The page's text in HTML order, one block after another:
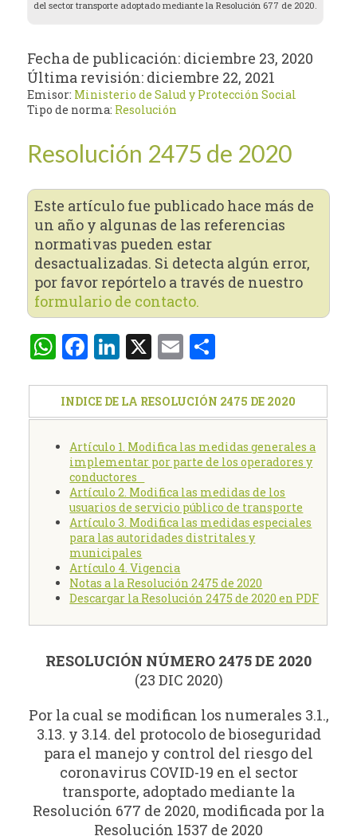
del sector transporte adoptado mediante la Resolución 677 de 2020.
Fecha de publicación: diciembre 23, 2020
Última revisión: diciembre 22, 2021
Emisor: Ministerio de Salud y Protección Social
Tipo de norma: Resolución
Resolución 2475 de 2020
Este artículo fue publicado hace más de
un año y algunas de las referencias
normativas pueden estar
desactualizadas. Si detecta algún error,
por favor repórtelo a través de nuestro
formulario de contacto.
WhatsApp
Facebook
LinkedIn
X Email
INDICE DE LA RESOLUCIÓN 2475 DE 2020
Artículo 1. Modifica las medidas generales a
implementar por parte de los operadores y
conductores
Artículo 2. Modifica las medidas de los
usuarios de servicio público de transporte
Artículo 3. Modifica las medidas especiales
para las autoridades distritales y
municipales
Artículo 4. Vigencia
Notas a la Resolución 2475 de 2020
Descargar la Resolución 2475 de 2020 en PDF
RESOLUCIÓN NÚMERO 2475 DE 2020
(23 DIC 2020)
Por la cual se modifican los numerales 3.1.,
3.13. y 3.14. del protocolo de bioseguridad
para el manejo y control del riesgo del
coronavirus COVID-19 en el sector
transporte, adoptado mediante la
Resolución 677 de 2020, modificada por la
Resolución 1537 de 2020